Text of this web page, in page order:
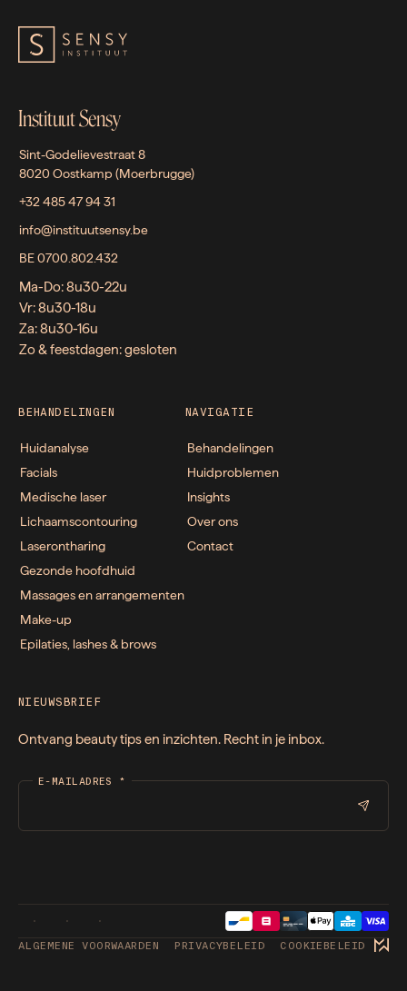
Instituut Sensy
Sint-Godelievestraat 8
8020 Oostkamp (Moerbrugge)
+32 485 47 94 31
info@instituutsensy.be
BE 0700.802.432
Ma-Do: 8u30-22u
Vr: 8u30-18u
Za: 8u30-16u
Zo & feestdagen: gesloten
BEHANDELINGEN
Huidanalyse
Facials
Medische laser
Lichaamscontouring
Laserontharing
Gezonde hoofdhuid
Massages en arrangementen
Make-up
Epilaties, lashes & brows
NAVIGATIE
Behandelingen
Huidproblemen
Insights
Over ons
Contact
NIEUWSBRIEF
Ontvang beauty tips en inzichten. Recht in je inbox.
E-MAILADRES *
ALGEMENE VOORWAARDEN PRIVACYBELEID COOKIEBELEID